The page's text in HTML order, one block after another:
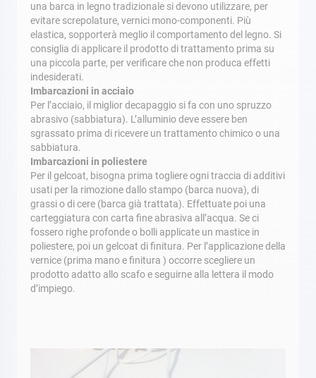
una barca in legno tradizionale si devono utilizzare, per
evitare screpolature, vernici mono-componenti. Più
elastica, sopporterà meglio il comportamento del legno. Si
consiglia di applicare il prodotto di trattamento prima su
una piccola parte, per verificare che non produca effetti
indesiderati.
Imbarcazioni in acciaio
Per l’acciaio, il miglior decapaggio si fa con uno spruzzo
abrasivo (sabbiatura). L’alluminio deve essere ben
sgrassato prima di ricevere un trattamento chimico o una
sabbiatura.
Imbarcazioni in poliestere
Per il gelcoat, bisogna prima togliere ogni traccia di additivi
usati per la rimozione dallo stampo (barca nuova), di
grassi o di cere (barca già trattata). Effettuate poi una
carteggiatura con carta fine abrasiva all’acqua. Se ci
fossero righe profonde o bolli applicate un mastice in
poliestere, poi un gelcoat di finitura. Per l’applicazione della
vernice (prima mano e finitura ) occorre scegliere un
prodotto adatto allo scafo e seguirne alla lettera il modo
d’impiego.